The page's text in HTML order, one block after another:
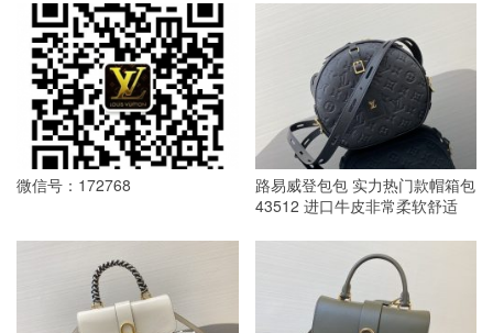
微信号：172768
路易威登包包 实力热门款帽箱包
43512 进口牛皮非常柔软舒适